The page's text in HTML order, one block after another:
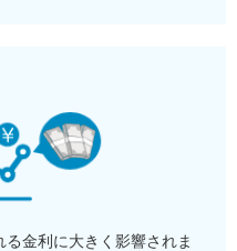
金利に大きく影響されま